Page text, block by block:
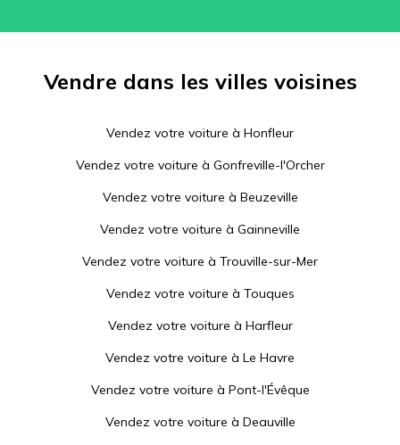
Vendre dans les villes voisines
Vendez votre voiture à Honfleur
Vendez votre voiture à Gonfreville-l'Orcher
Vendez votre voiture à Beuzeville
Vendez votre voiture à Gainneville
Vendez votre voiture à Trouville-sur-Mer
Vendez votre voiture à Touques
Vendez votre voiture à Harfleur
Vendez votre voiture à Le Havre
Vendez votre voiture à Pont-l'Évêque
Vendez votre voiture à Deauville